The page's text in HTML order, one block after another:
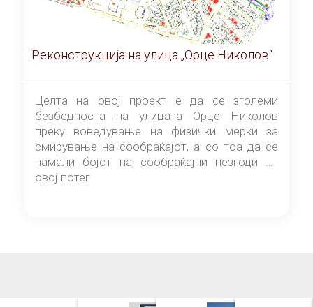
Реконструкција на улица „Орце Николов“
Целта на овој проект е да се зголеми
безбедноста на улицата Орце Николов
преку воведување на физички мерки за
смирување на сообраќајот, а со тоа да се
намали бојот на сообраќајни незгоди на
овој потег